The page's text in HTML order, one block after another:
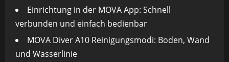
Einrichtung in der MOVA App: Schnell
verbunden und einfach bedienbar
MOVA Diver A10 Reinigungsmodi: Boden, Wand
und Wasserlinie